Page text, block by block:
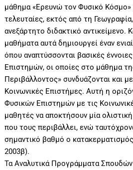
μάθημα «Ερευνώ τον Φυσικό Κόσμο»
τελευταίες, εκτός από τη
ανεξάρτητο διδακτικό αντικείμενο.
μαθήματα αυτά δημιουργεί έναν
όπου αναπτύσσονται βασικές
Επιστημών, οι οποίες στο μάθημα
Περιβάλλοντος» συνδυάζονται και
Κοινωνικές Επιστήμες. Αυτή η
Φυσικών Επιστημών με τις
μαθητές να αποκτήσουν μία
που τους περιβάλλει, ενώ
σημαντικό βαθμό ο
2003β).
Τα Αναλυτικά Προγράμματα